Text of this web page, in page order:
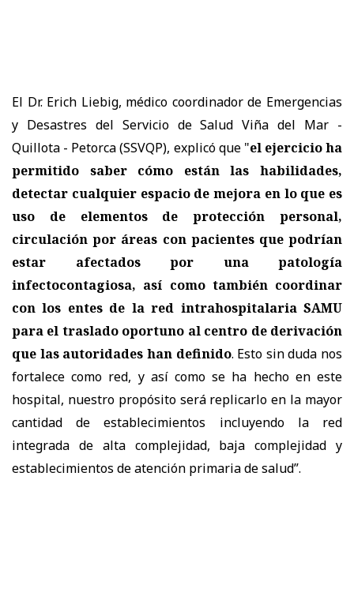
El Dr. Erich Liebig, médico coordinador de Emergencias
y Desastres del Servicio de Salud Viña del Mar -
Quillota - Petorca (SSVQP), explicó que "el ejercicio ha
permitido saber cómo están las habilidades,
detectar cualquier espacio de mejora en lo que es
uso de elementos de protección personal,
circulación por áreas con pacientes que podrían
estar afectados por una patología
infectocontagiosa, así como también coordinar
con los entes de la red intrahospitalaria SAMU
para el traslado oportuno al centro de derivación
que las autoridades han definido. Esto sin duda nos
fortalece como red, y así como se ha hecho en este
hospital, nuestro propósito será replicarlo en la mayor
cantidad de establecimientos incluyendo la red
integrada de alta complejidad, baja complejidad y
establecimientos de atención primaria de salud”.